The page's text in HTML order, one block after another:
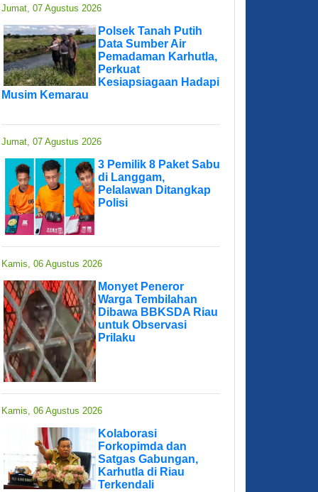
Jumat, 07 Agustus 2026
Polsek Tanah Putih
Data Sumber Air
Pemadaman Karhutla,
Perkuat
Kesiapsiagaan Hadapi
Musim Kemarau
Jumat, 07 Agustus 2026
3 Pemilik 8 Paket Sabu
di Langgam,
Pelalawan Ditangkap
Polisi
Kamis, 06 Agustus 2026
Monyet Peneror
Warga Tembilahan
Dibawa BBKSDA Riau
untuk Observasi
Prilaku
Kamis, 06 Agustus 2026
Kolaborasi
Forkopimda dan
Satgas Gabungan,
Karhutla di Riau
Terkendali